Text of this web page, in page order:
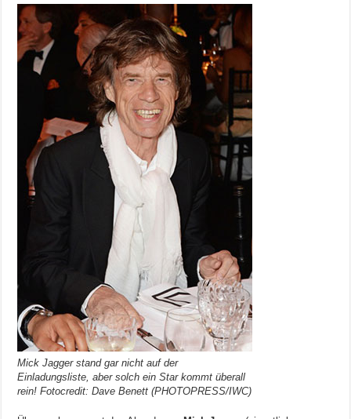
Mick Jagger stand gar nicht auf der
Einladungsliste, aber solch ein Star kommt überall
rein! Fotocredit: Dave Benett (PHOTOPRESS/IWC)